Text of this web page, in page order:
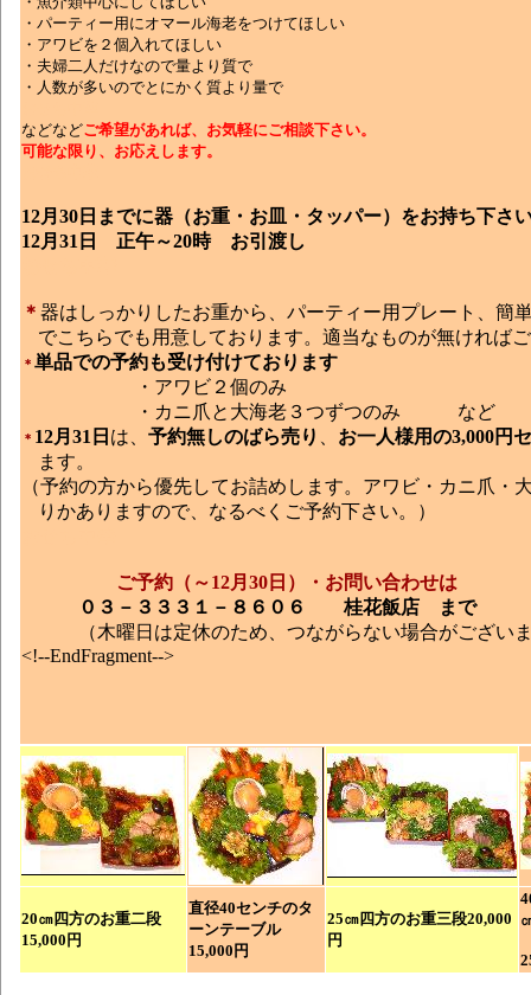
・パーティー用にオマール海老をつけてほしい
・アワビを２個入れてほしい
・夫婦二人だけなので量より質で
・人数が多いのでとにかく質より量で
などなどご希望があれば、お気軽にご相談下さい。
可能な限り、お応えします。
12月30日までに器（お重・お皿・タッパー）をお持ち下さ
12月31日 正午～20時 お引渡し
＊ 器はしっかりしたお重から、パーティー用プレート、簡
でこちらでも用意しております。適当なものが無ければ
＊ 単品での予約も受け付けております
・アワビ２個のみ
・カニ爪と大海老３つずつのみ など
＊ 12月31日 は、 予約無しのばら売り
お一人様用の3,000円
ます。
（予約の方から優先してお詰めします。アワビ・カニ爪・
りかありますので、なるべくご予約下さい。）
ご予約（～12月30日）・お問い合わせは
０３－３３３１－８６０６ 桂花飯店 まで
（木曜日は定休のため、つながらない場合がござい
<!--EndFragment-->
20㎝四方のお重二段
15,000円
直径40センチのタ
ーンテーブル
15,000円
25㎝四方のお重三段20,000
円